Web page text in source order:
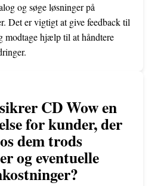
og søge løsninger på
Det er vigtigt at give feedback til
modtage hjælp til at håndtere
CD Wow en
for kunder, der
dem trods
og eventuelle